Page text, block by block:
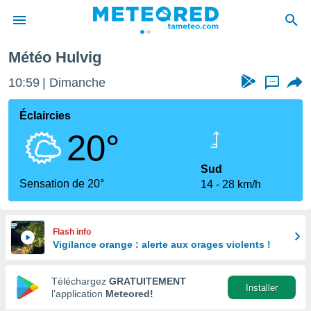
de
Météo Hulvig
10:59 Dimanche ...
Éclaircies
20°
Sensation de 20°
Sud
14
28 km/h
Flash info
Vigilance orange : alerte aux orages violents !
Téléchargez GRATUITEMENT
l’application Meteored!
Installer